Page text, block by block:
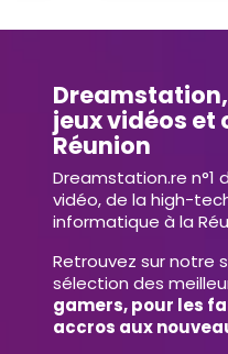
jeux vidéos et
Réunion
Dreamstation.re n°1
vidéo, de la high-
informatique à la
Retrouvez sur notre
sélection des
gamers, pour les
accros aux